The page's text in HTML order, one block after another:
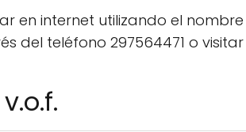
en internet utilizando el
teléfono 297564471 o